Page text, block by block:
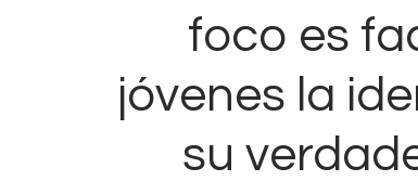
foco es
jóvenes la
su